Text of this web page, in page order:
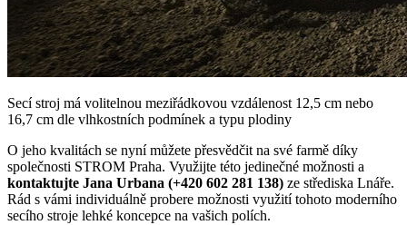
Secí stroj má volitelnou meziřádkovou vzdálenost 12,5 cm nebo
16,7 cm dle vlhkostních podmínek a typu plodiny
O jeho kvalitách se nyní můžete přesvědčit na své farmě díky
společnosti STROM Praha. Využijte této jedinečné možnosti a
kontaktujte Jana Urbana (+420 602 281 138) ze střediska Lnáře.
Rád s vámi individuálně probere možnosti využití tohoto moderního
secího stroje lehké koncepce na vašich polích.